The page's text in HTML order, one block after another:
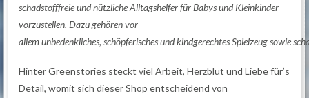
schadstofffreie und nützliche Alltagshelfer für Babys und Kleinkinder
vorzustellen. Dazu gehören vor
allem unbedenkliches, schöpferisches und kindgerechtes Spielzeug sowie
Hinter Greenstories steckt viel Arbeit, Herzblut und Liebe für’s
Detail, womit sich dieser Shop entscheidend von